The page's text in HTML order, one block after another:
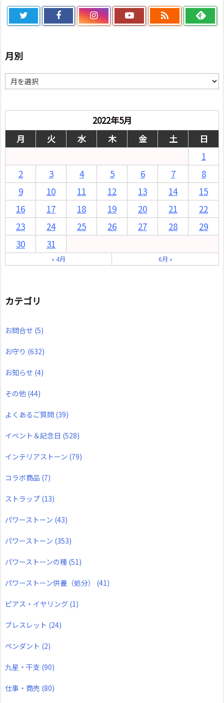

月別
別
2022年5月
月
火 水 木 金 土
日
1
2
3 4 5 6 7
8
9
10 11 12 13 14
15
16
17 18 19 20 21
22
23
24 25 26 27 28
29
30
31
« 4月 6月 »
カテゴリ
お問合せ (5)
お守り (632)
お知らせ (4)
その他 (44)
よくあるご質問 (39)
イベント＆記念日 (528)
インテリアストーン (79)
コラボ商品 (7)
ストラップ (13)
パワーストーン (43)
パワーストーン (353)
パワーストーンの種 (51)
パワーストーン供養（処分） (41)
ピアス・イヤリング (1)
ブレスレット (24)
ペンダント (2)
九星・干支 (90)
仕事・商売 (80)